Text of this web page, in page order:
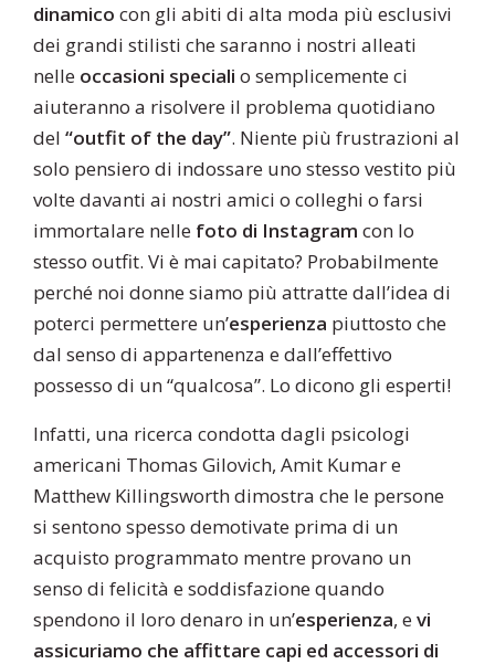
dinamico con gli abiti di alta moda più esclusivi
dei grandi stilisti che saranno i nostri alleati
nelle occasioni speciali o semplicemente ci
aiuteranno a risolvere il problema quotidiano
del “outfit of the day”. Niente più frustrazioni al
solo pensiero di indossare uno stesso vestito più
volte davanti ai nostri amici o colleghi o farsi
immortalare nelle foto di Instagram con lo
stesso outfit. Vi è mai capitato? Probabilmente
perché noi donne siamo più attratte dall’idea di
poterci permettere un’esperienza piuttosto che
dal senso di appartenenza e dall’effettivo
possesso di un “qualcosa”. Lo dicono gli esperti!
Infatti, una ricerca condotta dagli psicologi
americani Thomas Gilovich, Amit Kumar e
Matthew Killingsworth dimostra che le persone
si sentono spesso demotivate prima di un
acquisto programmato mentre provano un
senso di felicità e soddisfazione quando
spendono il loro denaro in un’esperienza, e vi
assicuriamo che affittare capi ed accessori di